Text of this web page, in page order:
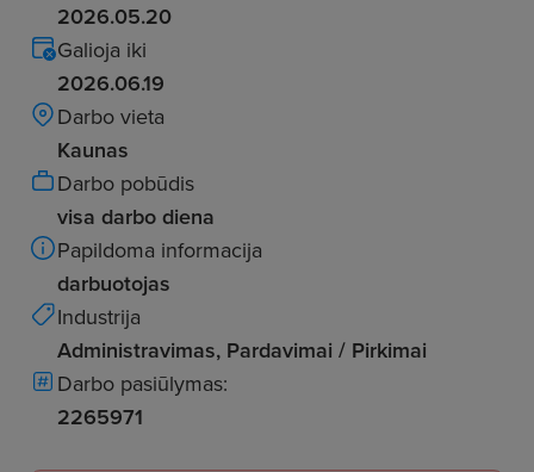
2026.05.20
Galioja iki
2026.06.19
Darbo vieta
Kaunas
Darbo pobūdis
visa darbo diena
Papildoma informacija
darbuotojas
Industrija
Administravimas, Pardavimai / Pirkimai
Darbo pasiūlymas:
2265971